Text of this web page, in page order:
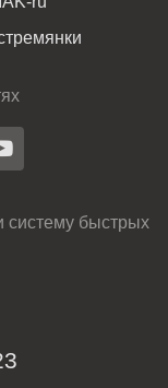
систему быстрых